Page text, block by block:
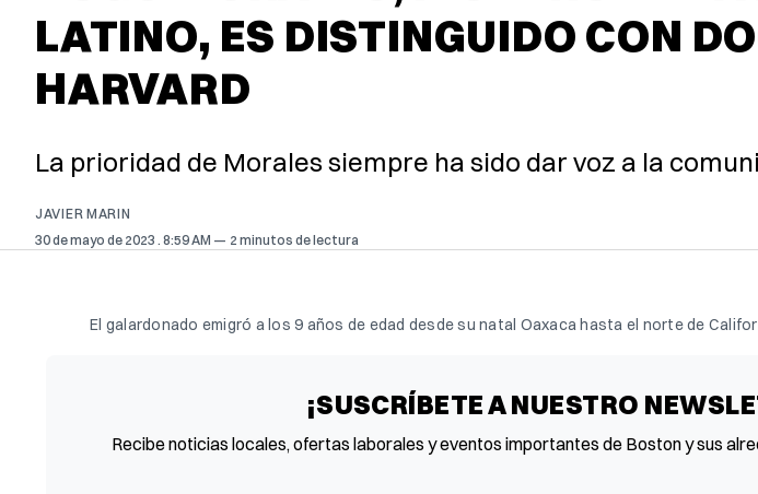
LATINO, ES DISTINGUIDO CON
HARVARD
La prioridad de Morales siempre ha sido dar voz a la
JAVIER MARIN
30 de mayo de 2023 . 8:59 AM 2 minutos de lectura
El galardonado emigró a los 9 años de edad desde su natal Oaxaca hasta el norte de
¡SUSCRÍBETE A NUESTRO
Recibe noticias locales, ofertas laborales y eventos importantes de Boston y sus